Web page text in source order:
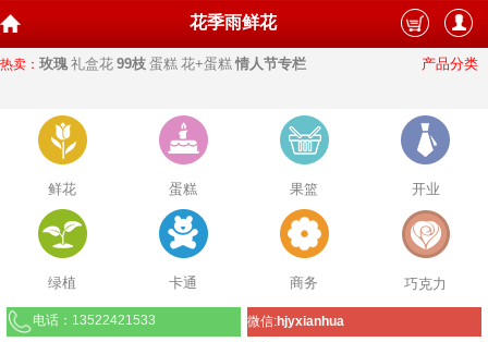
花季雨鲜花
热卖： 玫瑰 礼盒花 99枝 蛋糕 花+蛋糕 情人节专栏 产品分类
鲜花 蛋糕 果篮 开业
绿植 卡通 商务 巧克力
电话：13522421533 微信:hjyxianhua